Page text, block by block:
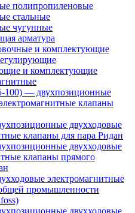
полипропиленовые
стальные
чугунные
арматура
и комплектующие
и комплектующие
100) — двухпозиционные
клапаны
двухходовые
клапаны для пара Ридан
двухходовые
клапаны прямого
электромагнитные
промышленности
двухходовые